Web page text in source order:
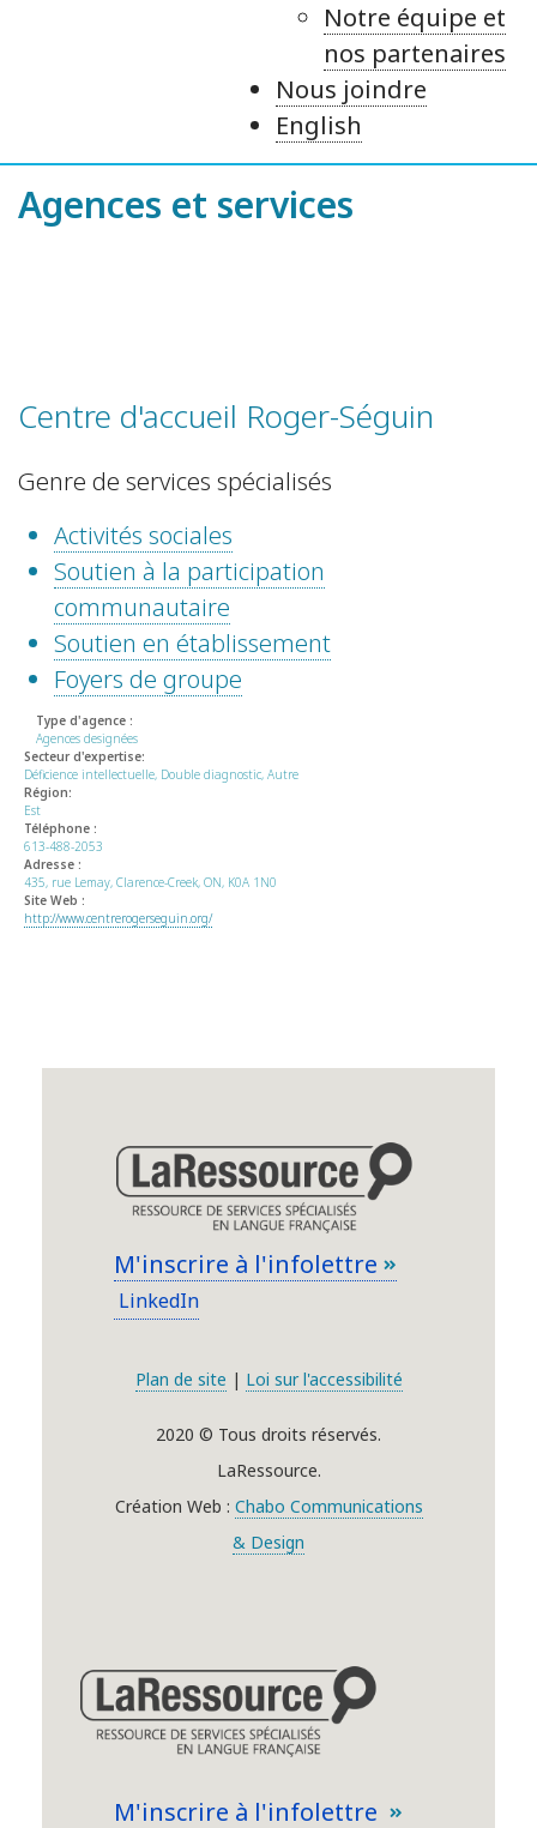
Notre équipe et
nos partenaires
Nous joindre
English
Agences et services
Centre d'accueil Roger-Séguin
Genre de services spécialisés
Activités sociales
Soutien à la participation
communautaire
Soutien en établissement
Foyers de groupe
Type d'agence :
Agences designées
Secteur d'expertise:
Déficience intellectuelle, Double diagnostic, Autre
Région:
Est
Téléphone :
613-488-2053
Adresse :
435, rue Lemay, Clarence-Creek, ON, K0A 1N0
Site Web :
http://www.centrerogerseguin.org/
M'inscrire à l'infolettre
LinkedIn
Plan de site | Loi sur l'accessibilité
2020 © Tous droits réservés.
LaRessource.
Création Web : Chabo Communications
& Design
M'inscrire à l'infolettre